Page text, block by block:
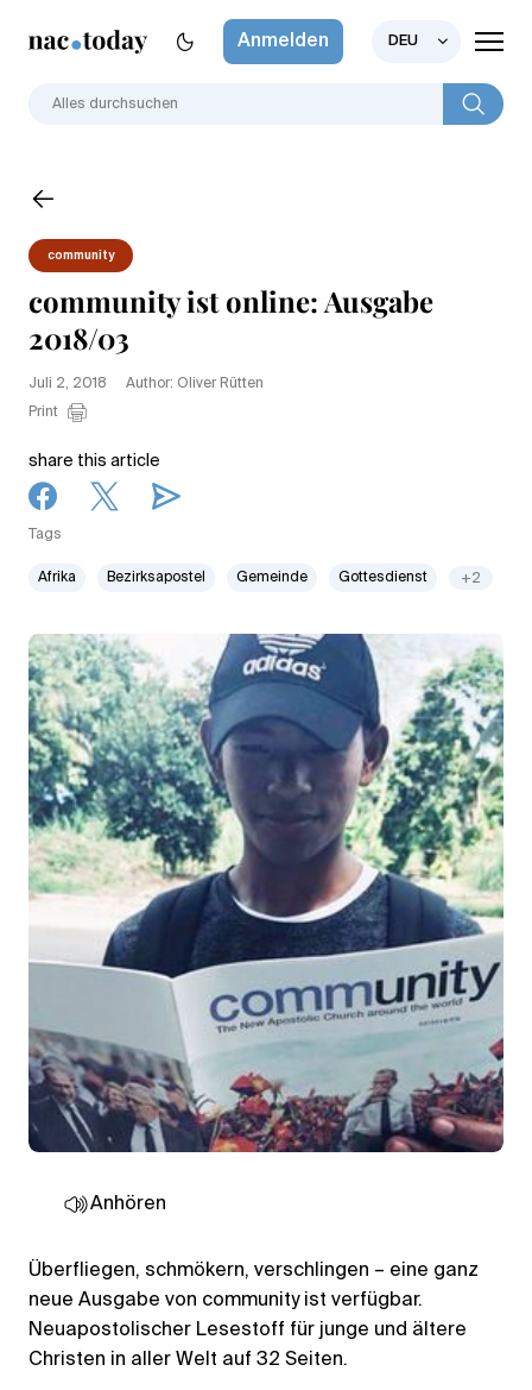
Anmelden DEU
community
community ist online: Ausgabe
2018/03
Juli 2, 2018
Author: Oliver Rütten
Print
share this article
Tags
Afrika Bezirksapostel Gemeinde Gottesdienst +2
Anhören
Überfliegen, schmökern, verschlingen – eine ganz
neue Ausgabe von community ist verfügbar.
Neuapostolischer Lesestoff für junge und ältere
Christen in aller Welt auf 32 Seiten.